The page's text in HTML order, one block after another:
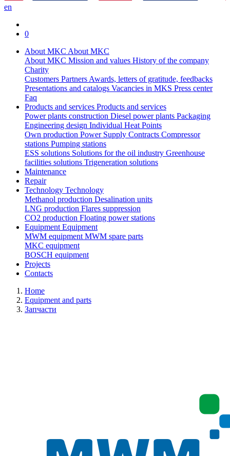
en
0
About MKC About MKC
About MKC Mission and values History of the company
Charity
Customers PartnersAwards, letters of gratitude, feedbacks
Presentations and catalogs Vacancies in MKS Press center
Faq
Products and services Products and services
Power plants construction Diesel power plants Packaging
Engineering design Individual Heat Points
Own production Power Supply Contracts Compressor
stations Pumping stations
ESS solutions Solutions for the oil industry Greenhouse
facilities solutions Trigeneration solutions
Maintenance
Repair
Technology Technology
Methanol production Desalination units
LNG production Flares suppression
СО2 production Floating power stations
EquipmentEquipment
MWM equipmentMWM spare parts
MKC equipment
BOSCH equipment
Projects
Contacts
Home
Equipment and parts
Запчасти